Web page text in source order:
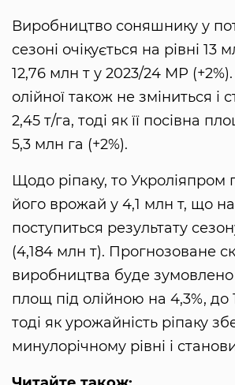
Виробництво соняшнику у
сезоні очікується на рівні 13
12,76 млн т у 2023/24 МР
олійної також не зміниться і
2,45 т/га, тоді як її посівна
5,3 млн га (+2%).
Щодо ріпаку, то Укроліяпром
його врожай у 4,1 млн т, що
поступиться результату
(4,184 млн т). Прогнозоване
виробництва буде
площ під олійною на 4,3%, до
тоді як урожайність ріпаку
минулорічному рівні і